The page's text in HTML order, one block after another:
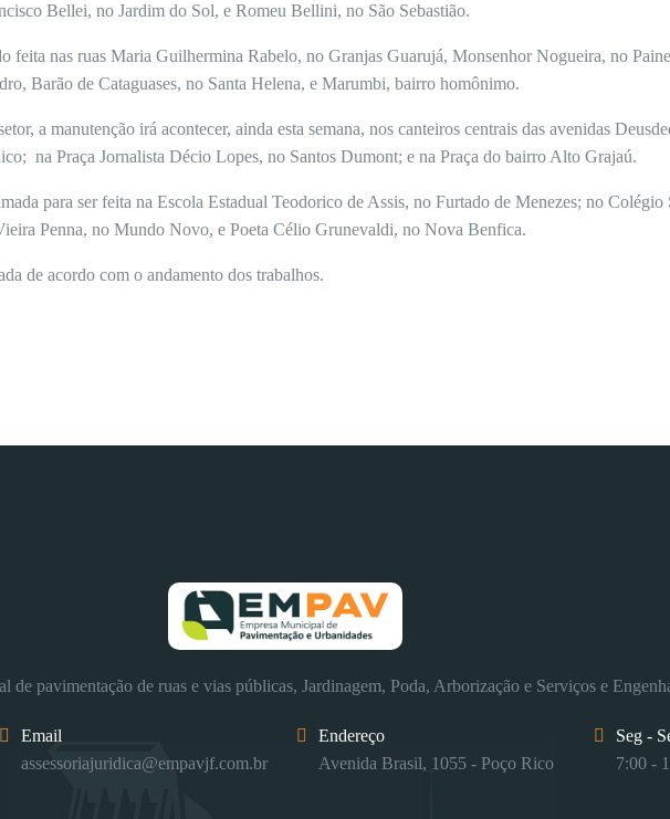
Bellei, no Jardim do Sol, e Romeu Bellini, no São Sebastião.
feita nas ruas Maria Guilhermina Rabelo, no Granjas Guarujá, Monsenhor Nogueira, no
Barão de Cataguases, no Santa Helena, e Marumbi, bairro homônimo.
a manutenção irá acontecer, ainda esta semana, nos canteiros centrais das avenidas
na Praça Jornalista Décio Lopes, no Santos Dumont; e na Praça do bairro Alto Grajaú.
para ser feita na Escola Estadual Teodorico de Assis, no Furtado de Menezes; no Colégio
Penna, no Mundo Novo, e Poeta Célio Grunevaldi, no Nova Benfica.
de acordo com o andamento dos trabalhos.
de pavimentação de ruas e vias públicas, Jardinagem, Poda, Arborização e Serviços e
Email
assessoriajuridica@empavjf.com.br
Endereço
Avenida Brasil, 1055 - Poço Rico
Seg -
7:00 -